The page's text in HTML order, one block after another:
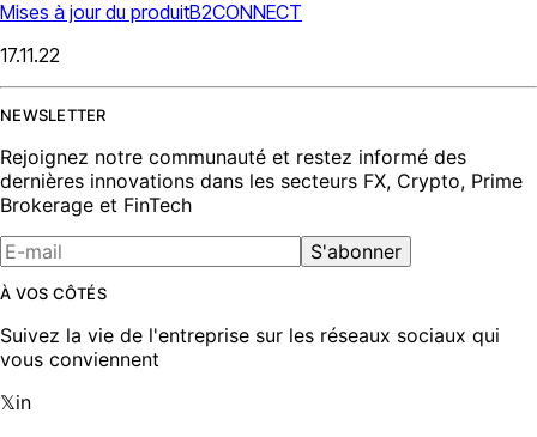
Mises à jour du produitB2CONNECT
17.11.22
NEWSLETTER
Rejoignez notre communauté et restez informé des
dernières innovations dans les secteurs FX, Crypto, Prime
Brokerage et FinTech
S'abonner
À VOS CÔTÉS
Suivez la vie de l'entreprise sur les réseaux sociaux qui
vous conviennent
𝕏in